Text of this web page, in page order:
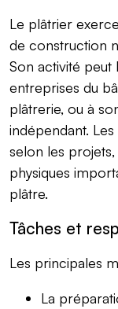
Le plâtrier
de construction
Son activité
entreprises du
plâtrerie, ou à
indépendant.
selon les
physiques
plâtre.
Tâches et
Les principales
La